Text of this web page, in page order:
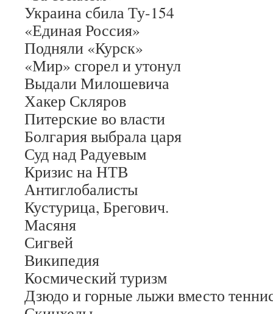
Украина сбила Ту-154
«Единая Россия»
Подняли «Курск»
«Мир» сгорел и утонул
Выдали Милошевича
Хакер Скляров
Питерские во власти
Болгария выбрала царя
Суд над Радуевым
Кризис на НТВ
Антиглобалисты
Кустурица, Брегович.
Масяня
Сигвей
Википедия
Космический туризм
Дзюдо и горные лыжи вместо